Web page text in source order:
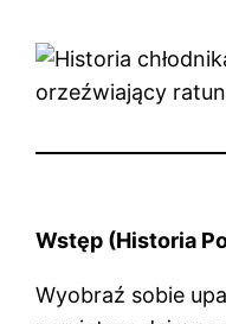
Wstęp (Historia
Wyobraź sobie